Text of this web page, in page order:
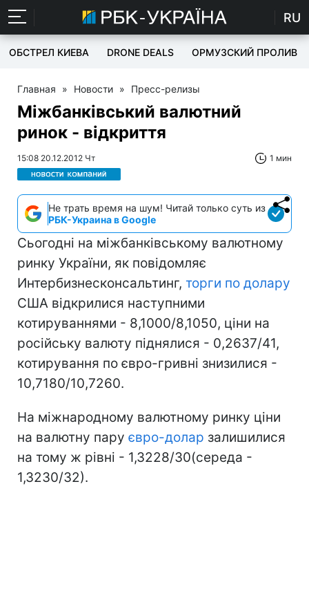
RU
ОБСТРЕЛ КИЕВА DRONE DEALS ОРМУЗСКИЙ ПРОЛИВ
Главная » Новости » Пресс-релизы
Міжбанківський валютний
ринок - відкриття
15:08 20.12.2012 Чт 1 мин
Не трать время на шум! Читай только суть из
РБК-Украина в Google
Сьогодні на міжбанківському валютному
ринку України, як повідомляє
Интербизнесконсальтинг, торги по долару
США відкрилися наступними
котируваннями - 8,1000/8,1050, ціни на
російську валюту піднялися - 0,2637/41,
котирування по євро-гривні знизилися -
10,7180/10,7260.
На міжнародному валютному ринку ціни
на валютну пару євро-долар залишилися
на тому ж рівні - 1,3228/30(середа -
1,3230/32).